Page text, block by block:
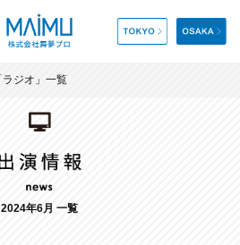
ラジオ 」一覧
2024年6月 一覧